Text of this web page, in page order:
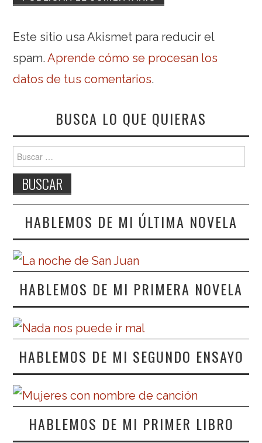
Este sitio usa Akismet para reducir el
spam.Aprende cómo se procesan los
datos de tus comentarios.
BUSCA LO QUE QUIERAS
Buscar:
HABLEMOS DE MI ÚLTIMA NOVELA
HABLEMOS DE MI PRIMERA NOVELA
HABLEMOS DE MI SEGUNDO ENSAYO
HABLEMOS DE MI PRIMER LIBRO